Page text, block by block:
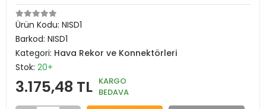
Ürün Kodu: NISD1
Barkod: NISD1
Kategori: Hava Rekor ve Konnektörleri
Stok: 20+
3.175,48 TL KARGO
BEDAVA